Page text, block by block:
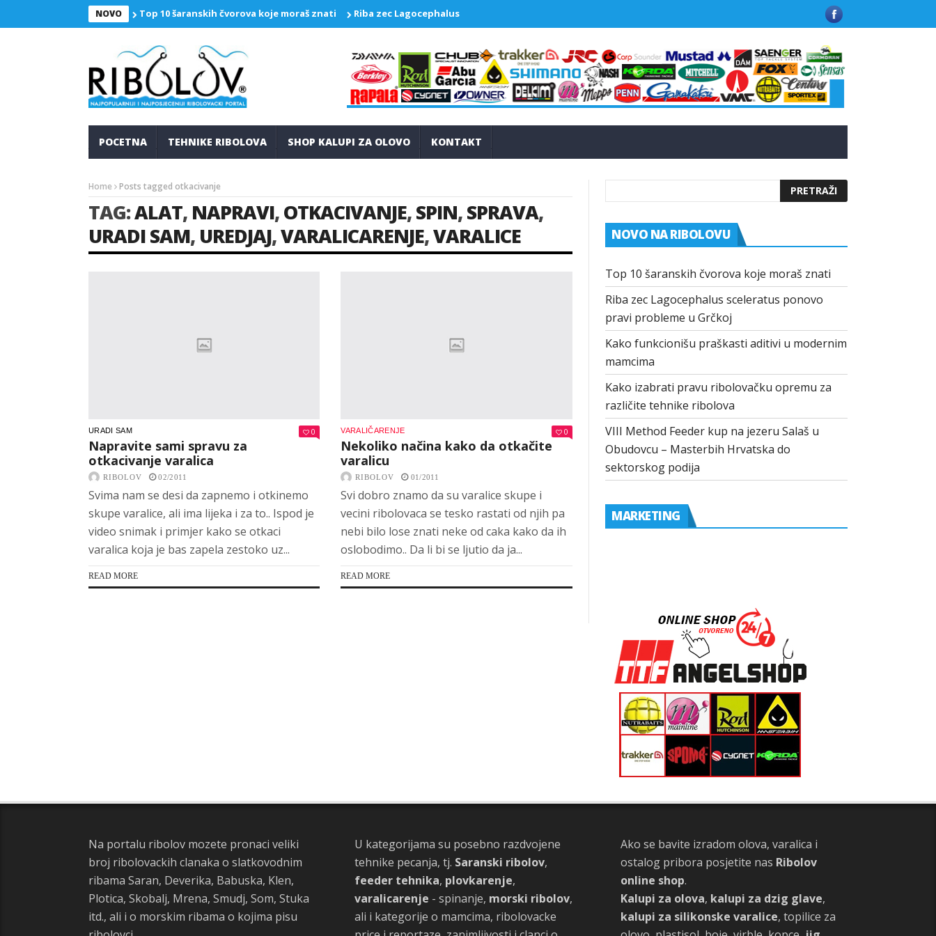
NOVO Top 10 šaranskih čvorova koje moraš znati Riba zec Lagocephalus sceleratus ponovo pravi probleme u Grčkoj Kako funkcionišu praškasti aditivi u modernim
POCETNA TEHNIKE RIBOLOVA SHOP KALUPI ZA OLOVO KONTAKT
Home Posts tagged otkacivanje
TAG:ALAT, NAPRAVI,OTKACIVANJE,SPIN,SPRAVA,
URADI SAM, UREDJAJ,VARALICARENJE,VARALICE
URADI SAM 0
Napravite sami spravu za
otkacivanje varalica
RIBOLOV 02/2011
Svima nam se desi da zapnemo i otkinemo
skupe varalice, ali ima lijeka i za to.. Ispod je
video snimak i primjer kako se otkaci
varalica koja je bas zapela zestoko uz...
READ MORE
VARALIČARENJE 0
Nekoliko načina kako da otkačite
varalicu
RIBOLOV 01/2011
Svi dobro znamo da su varalice skupe i
vecini ribolovaca se tesko rastati od njih pa
nebi bilo lose znati neke od caka kako da ih
oslobodimo.. Da li bi se ljutio da ja...
READ MORE
NOVO NA RIBOLOVU
Top 10 šaranskih čvorova koje moraš znati
Riba zec Lagocephalus sceleratus ponovo
pravi probleme u Grčkoj
Kako funkcionišu praškasti aditivi u modernim
mamcima
Kako izabrati pravu ribolovačku opremu za
različite tehnike ribolova
VIII Method Feeder kup na jezeru Salaš u
Obudovcu – Masterbih Hrvatska do
sektorskog podija
MARKETING
Na portalu ribolov mozete pronaci veliki
broj ribolovackih clanaka o slatkovodnim
ribama Saran, Deverika, Babuska, Klen,
Plotica, Skobalj, Mrena, Smudj, Som, Stuka
itd., ali i o morskim ribama o kojima pisu
U kategorijama su posebno razdvojene
tehnike pecanja, tj. Saranski ribolov,
feeder tehnika, plovkarenje,
varalicarenje - spinanje, morski ribolov,
ali i kategorije o mamcima, ribolovacke
Ako se bavite izradom olova, varalica i
ostalog pribora posjetite nas Ribolov
online shop.
Kalupi za olova, kalupi za dzig glave,
kalupi za silikonske varalice, topilice za